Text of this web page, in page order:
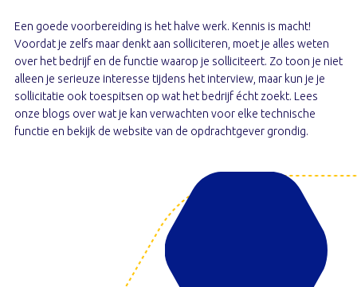
Een goede voorbereiding is het halve werk. Kennis is macht!
Voordat je zelfs maar denkt aan solliciteren, moet je alles weten
over het bedrijf en de functie waarop je solliciteert. Zo toon je niet
alleen je serieuze interesse tijdens het interview, maar kun je je
sollicitatie ook toespitsen op wat het bedrijf écht zoekt. Lees
onze blogs over wat je kan verwachten voor elke technische
functie en bekijk de website van de opdrachtgever grondig.